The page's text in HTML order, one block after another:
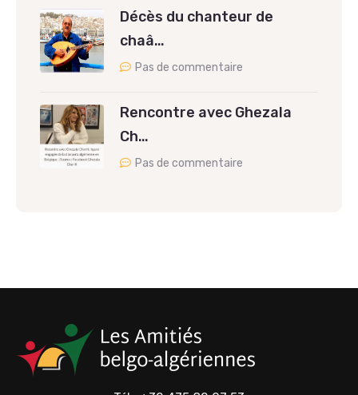
Décès du chanteur de
chaâ…
Pas de commentaire
Rencontre avec Ghezala
Ch…
Pas de commentaire